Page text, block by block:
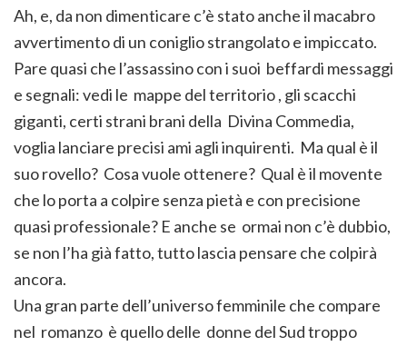
Ah, e, da non dimenticare c’è stato anche il macabro
avvertimento di un coniglio strangolato e impiccato.
Pare quasi che l’assassino con i suoi beffardi messaggi
e segnali: vedi le mappe del territorio , gli scacchi
giganti, certi strani brani della Divina Commedia,
voglia lanciare precisi ami agli inquirenti. Ma qual è il
suo rovello? Cosa vuole ottenere? Qual è il movente
che lo porta a colpire senza pietà e con precisione
quasi professionale? E anche se ormai non c’è dubbio,
se non l’ha già fatto, tutto lascia pensare che colpirà
ancora.
Una gran parte dell’universo femminile che compare
nel romanzo è quello delle donne del Sud troppo